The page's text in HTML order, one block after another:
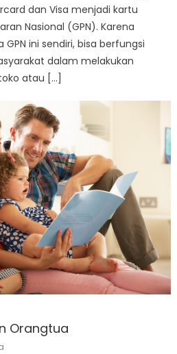
dan Visa menjadi kartu
Nasional (GPN). Karena
ini sendiri, bisa berfungsi
dalam melakukan
atau […]
Orangtua